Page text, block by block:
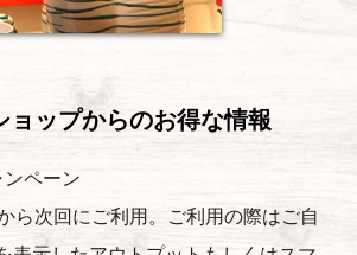
ョップからのお得な情報
ペーン
ら次回にご利用。ご利用の際はご自